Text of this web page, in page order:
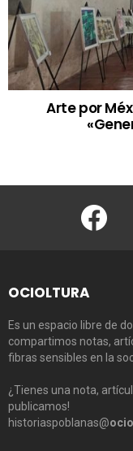
Arte por
OCIOLTURA
Es un espacio libre de
compartimos notas,
fibras sensibles en la
¿Tienes una nota,
publicamos!
historiaspoblanas@